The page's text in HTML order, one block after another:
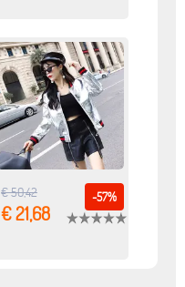
-57%
€ 50,42
€ 21,68